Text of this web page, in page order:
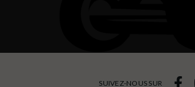
SUIVEZ-NOUS SUR